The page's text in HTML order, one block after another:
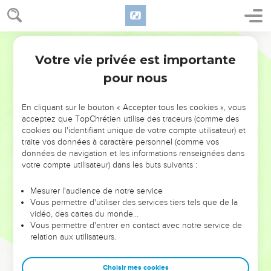
NE MANQUEZ PAS L’ÉVÉNEMENT
DE L’ANNÉE !
ET SI LEURS ERREURS POUVAIENT VOUS ÉVITER LES
VOTRES ?
leur foi ou leur vision. Mais on voit moins les doutes, les erreurs
et les saisons difficiles qu'ils ont traversés, alors même que ce
sont elles qui les ont façonnés.
Dans cette conférence, leaders, entrepreneurs, et responsables
clés pour avancer avec plus de sagesse afin que leurs erreurs
Votre vie privée est importante
pour nous
En cliquant sur le bouton « Accepter tous les cookies », vous
acceptez que TopChrétien utilise des traceurs (comme des
cookies ou l'identifiant unique de votre compte utilisateur) et
traite vos données à caractère personnel (comme vos
données de navigation et les informations renseignées dans
votre compte utilisateur) dans les buts suivants :
Mesurer l'audience de notre service
Vous permettre d'utiliser des services tiers tels que de la
vidéo, des cartes du monde…
Vous permettre d'entrer en contact avec notre service de
relation aux utilisateurs.
Choisir mes cookies